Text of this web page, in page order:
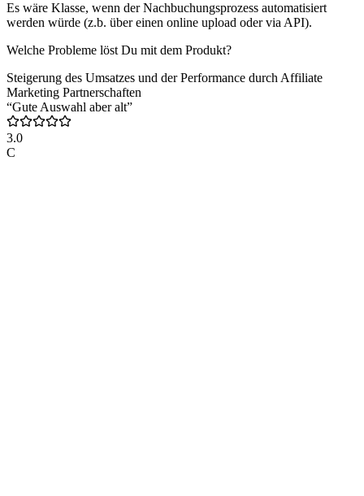
Es wäre Klasse, wenn der Nachbuchungsprozess automatisiert
werden würde (z.b. über einen online upload oder via API).
Welche Probleme löst Du mit dem Produkt?
Steigerung des Umsatzes und der Performance durch Affiliate
Marketing Partnerschaften
“Gute Auswahl aber alt”
3.0
C